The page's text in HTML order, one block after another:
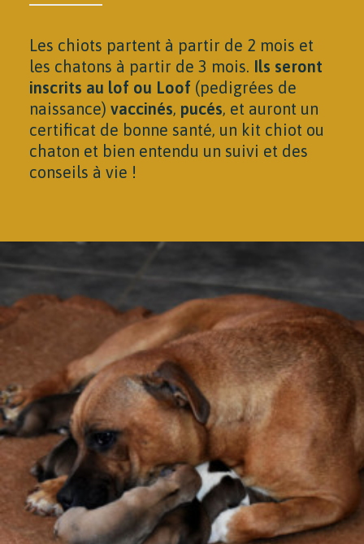
Les chiots partent à partir de 2 mois et
les chatons à partir de 3 mois. Ils seront
inscrits au lof ou Loof (pedigrées de
naissance) vaccinés, pucés, et auront un
certificat de bonne santé, un kit chiot ou
chaton et bien entendu un suivi et des
conseils à vie !